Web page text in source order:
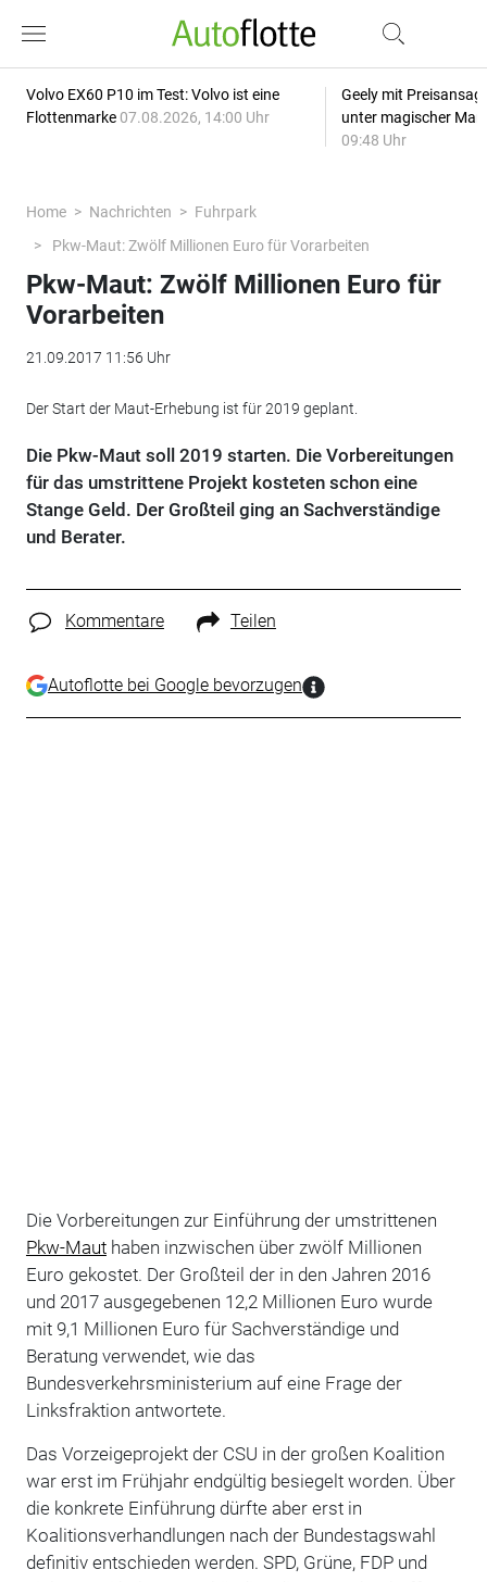
Volvo EX60 P10 im Test: Volvo ist eine
Flottenmarke 07.08.2026, 14:00 Uhr
Geely mit
unter magischer
09:48 Uhr
Home Nachrichten
Fuhrpark
Pkw-Maut: Zwölf Millionen Euro für Vorarbeiten
Pkw-Maut: Zwölf Millionen Euro für
Vorarbeiten
21.09.2017 11:56 Uhr
Der Start der Maut-Erhebung ist für 2019 geplant.
Die Pkw-Maut soll 2019 starten. Die Vorbereitungen
für das umstrittene Projekt kosteten schon eine
Stange Geld. Der Großteil ging an Sachverständige
und Berater.
Kommentare Teilen
Autoflotte bei Google bevorzugen
Die Vorbereitungen zur Einführung der umstrittenen
Pkw-Mauthaben inzwischen über zwölf Millionen
Euro gekostet. Der Großteil der in den Jahren 2016
und 2017 ausgegebenen 12,2 Millionen Euro wurde
mit 9,1 Millionen Euro für Sachverständige und
Beratung verwendet, wie das
Bundesverkehrsministerium auf eine Frage der
Linksfraktion antwortete.
Das Vorzeigeprojekt der CSU in der großen Koalition
war erst im Frühjahr endgültig besiegelt worden. Über
die konkrete Einführung dürfte aber erst in
Koalitionsverhandlungen nach der Bundestagswahl
definitiv entschieden werden. SPD, Grüne, FDP und